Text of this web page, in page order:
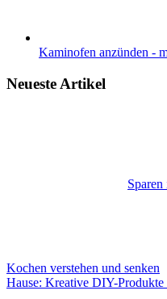
Kaminofen anzünden -
Neueste Artikel
Kochen verstehen und senken
Hause: Kreative DIY-Produkte